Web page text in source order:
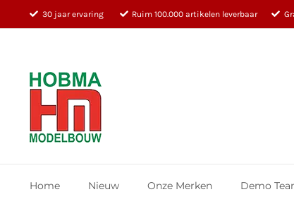
naar
30 jaar ervaring Ruim 100.000 artikelen leverbaar
Home Nieuw Onze Merken Demo